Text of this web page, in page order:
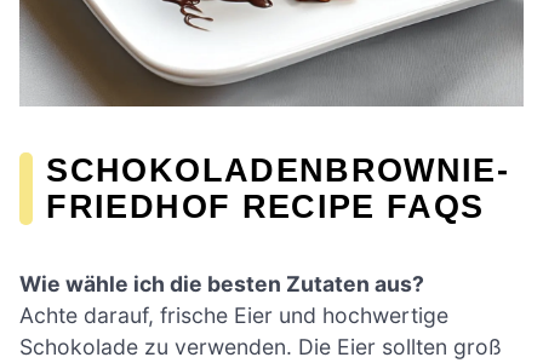
SCHOKOLADENBROWNIE-
FRIEDHOF RECIPE FAQS
Wie wähle ich die besten Zutaten aus?
Achte darauf, frische Eier und hochwertige
Schokolade zu verwenden. Die Eier sollten groß